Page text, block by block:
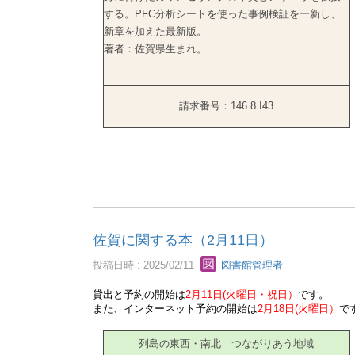
する。PFC分析シートを使った事例検証を一新し、
新章を加えた最新版。
著者：佐賀県生まれ。
請求番号：146.8 I43
佐賀に関する本（2月11日）
投稿日時 : 2025/02/11 図書館管理者
貸出と予約の開始は2月11日(火曜日・祝日） です。
また、インターネット予約の開始は2月18日(火曜日） で
列島の東西・南北 つながりあう地域